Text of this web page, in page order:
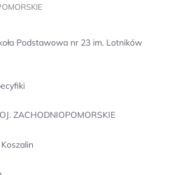
Podstawowa nr 23 im. Lotników
ZACHODNIOPOMORSKIE